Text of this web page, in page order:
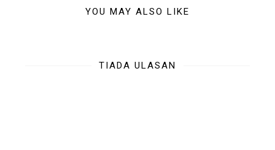
YOU MAY ALSO LIKE
TIADA ULASAN